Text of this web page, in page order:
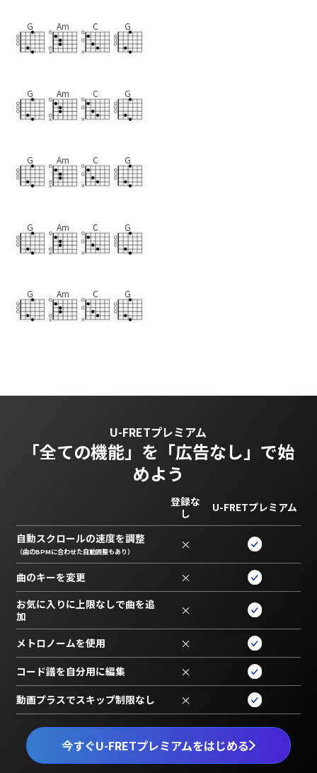
G Am C G
G Am C G
G Am C G
G Am C G
G Am C G
U-FRETプレミアム
「全ての機能」を 「広告なし」で始
めよう
今すぐU-FRETプレミアムをはじめる
登録な
し
U-FRETプレミアム
自動スクロールの速度を調整
（曲のBPMに合わせた自動調整もあり） ×
曲のキーを変更 ×
お気に入りに上限なしで曲を追
加
×
メトロノームを使用 ×
コード譜を自分用に編集 ×
動画プラスでスキップ制限なし ×